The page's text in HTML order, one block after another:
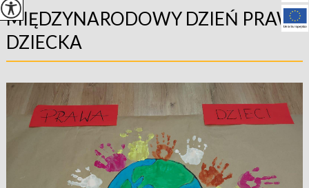
MIĘDZYNARODOWY DZIEŃ PRAW
DZIECKA